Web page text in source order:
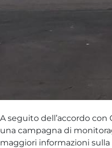
A seguito dell’accordo
una campagna di
maggiori informazioni